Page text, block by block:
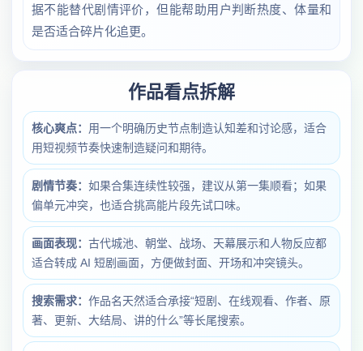
据不能替代剧情评价，但能帮助用户判断热度、体量和
是否适合碎片化追更。
作品看点拆解
核心爽点： 用一个明确历史节点制造认知差和讨论感，适合
用短视频节奏快速制造疑问和期待。
剧情节奏： 如果合集连续性较强，建议从第一集顺看；如果
偏单元冲突，也适合挑高能片段先试口味。
画面表现： 古代城池、朝堂、战场、天幕展示和人物反应都
适合转成 AI 短剧画面，方便做封面、开场和冲突镜头。
搜索需求： 作品名天然适合承接“短剧、在线观看、作者、原
著、更新、大结局、讲的什么”等长尾搜索。